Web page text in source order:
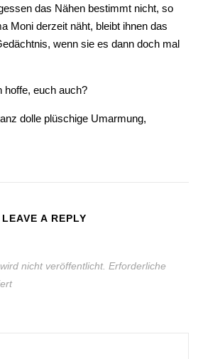
das Nähen bestimmt nicht, so
Moni derzeit näht, bleibt ihnen das
wenn sie es dann doch mal
hoffe, euch auch?
dolle plüschige Umarmung,
LEAVE A REPLY
nicht veröffentlicht. Erforderliche